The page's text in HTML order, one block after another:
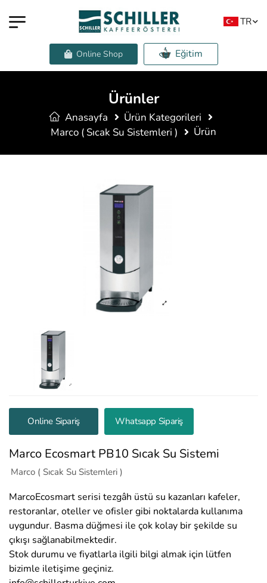
TR
Online Shop Eğitim
Ürünler
Anasayfa
Ürün Kategorileri
Marco ( Sıcak Su Sistemleri )
Ürün
Online Sipariş Whatsapp Sipariş
Marco Ecosmart PB10 Sıcak Su Sistemi
Marco ( Sıcak Su Sistemleri )
MarcoEcosmart serisi tezgâh üstü su kazanları kafeler,
restoranlar, oteller ve ofisler gibi noktalarda kullanıma
uygundur. Basma düğmesi ile çok kolay bir şekilde su
çıkışı sağlanabilmektedir.
Stok durumu ve fiyatlarla ilgili bilgi almak için lütfen
bizimle iletişime geçiniz.